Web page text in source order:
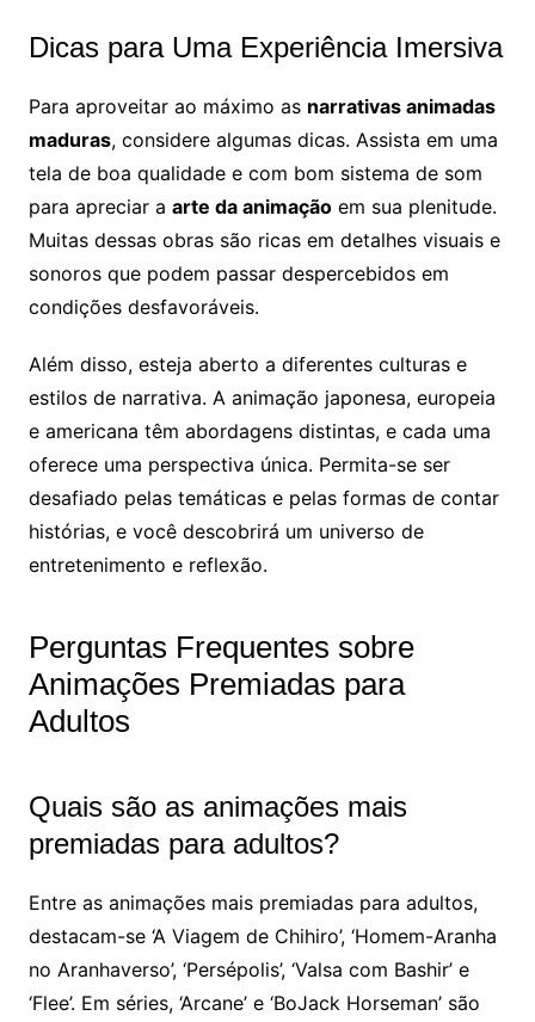
Dicas para Uma Experiência Imersiva
Para aproveitar ao máximo as narrativas animadas
maduras, considere algumas dicas. Assista em uma
tela de boa qualidade e com bom sistema de som
para apreciar a arte da animaçãoem sua plenitude.
Muitas dessas obras são ricas em detalhes visuais e
sonoros que podem passar despercebidos em
condições desfavoráveis.
Além disso, esteja aberto a diferentes culturas e
estilos de narrativa. A animação japonesa, europeia
e americana têm abordagens distintas, e cada uma
oferece uma perspectiva única. Permita-se ser
desafiado pelas temáticas e pelas formas de contar
histórias, e você descobrirá um universo de
entretenimento e reflexão.
Perguntas Frequentes sobre
Animações Premiadas para
Adultos
Quais são as animações mais
premiadas para adultos?
Entre as animações mais premiadas para adultos,
destacam-se ‘A Viagem de Chihiro’, ‘Homem-Aranha
no Aranhaverso’, ‘Persépolis’, ‘Valsa com Bashir’ e
‘Flee’. Em séries, ‘Arcane’ e ‘BoJack Horseman’ são